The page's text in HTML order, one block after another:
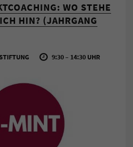
WO STEHE
HIN? (JAHRGANG
9:30 – 14:30 UHR